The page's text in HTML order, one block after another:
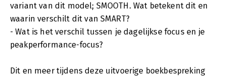
variant van dit model; SMOOTH. Wat betekent dit en
waarin verschilt dit van SMART?
- Wat is het verschil tussen je dagelijkse focus en je
peakperformance-focus?
Dit en meer tijdens deze uitvoerige boekbespreking